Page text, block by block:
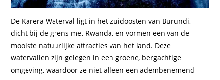
De Karera Waterval ligt in het zuidoosten van Burundi,
dicht bij de grens met Rwanda, en vormen een van de
mooiste natuurlijke attracties van het land. Deze
watervallen zijn gelegen in een groene, bergachtige
omgeving, waardoor ze niet alleen een adembenemend